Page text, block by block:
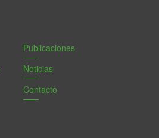
Publicaciones
Noticias
Contacto